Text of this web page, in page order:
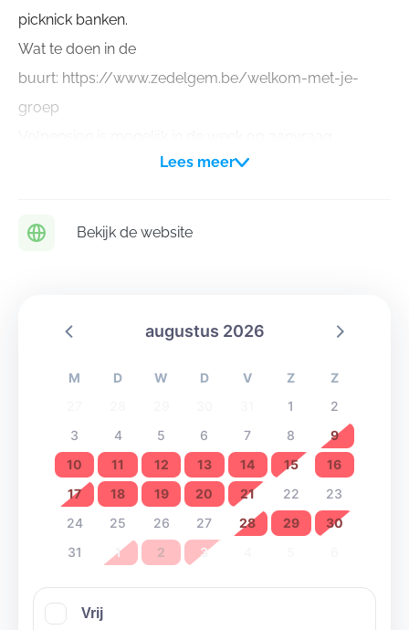
picknick banken.
Wat te doen in de
buurt: https://www.zedelgem.be/welkom-met-je-
groep
Lees meer
Bekijk de website
augustus 2026
M D W D V Z
Z
1
2
3
4 5 6 7 8
9
10
11 12 13 14 15
16
17
18 19 20 21 22
23
24
25 26 27 28 29
30
31
1 2 3
Vrij